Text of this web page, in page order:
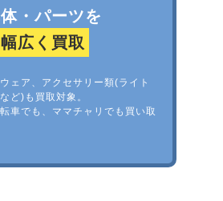
・パーツを
幅広く買取
ェア、アクセサリー類(ライト
ど)も買取対象。
車でも、ママチャリでも買い取